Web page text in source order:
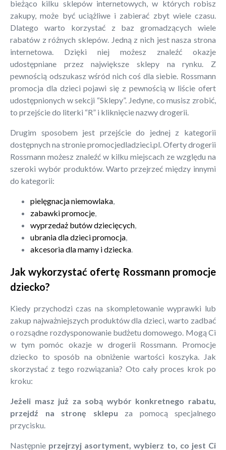
bieżąco kilku sklepów internetowych, w których robisz
zakupy, może być uciążliwe i zabierać zbyt wiele czasu.
Dlatego warto korzystać z baz gromadzących wiele
rabatów z różnych sklepów. Jedną z nich jest nasza strona
internetowa. Dzięki niej możesz znaleźć okazje
udostępniane przez największe sklepy na rynku. Z
pewnością odszukasz wśród nich coś dla siebie. Rossmann
promocja dla dzieci pojawi się z pewnością w liście ofert
udostępnionych w sekcji “Sklepy”. Jedyne, co musisz zrobić,
to przejście do literki “R” i kliknięcie nazwy drogerii.
Drugim sposobem jest przejście do jednej z kategorii
dostępnych na stronie promocjedladzieci.pl. Oferty drogerii
Rossmann możesz znaleźć w kilku miejscach ze względu na
szeroki wybór produktów. Warto przejrzeć między innymi
do kategorii:
pielęgnacja niemowlaka,
zabawki promocje,
wyprzedaż butów dziecięcych,
ubrania dla dzieci promocja,
akcesoria dla mamy i dziecka.
Jak wykorzystać ofertę Rossmann promocje
dziecko?
Kiedy przychodzi czas na skompletowanie wyprawki lub
zakup najważniejszych produktów dla dzieci, warto zadbać
o rozsądne rozdysponowanie budżetu domowego. Mogą Ci
w tym pomóc okazje w drogerii Rossmann. Promocje
dziecko to sposób na obniżenie wartości koszyka. Jak
skorzystać z tego rozwiązania? Oto cały proces krok po
kroku:
Jeżeli masz już za sobą wybór konkretnego rabatu,
przejdź na stronę sklepu za pomocą specjalnego
przycisku.
Następnie przejrzyj asortyment, wybierz to, co jest Ci